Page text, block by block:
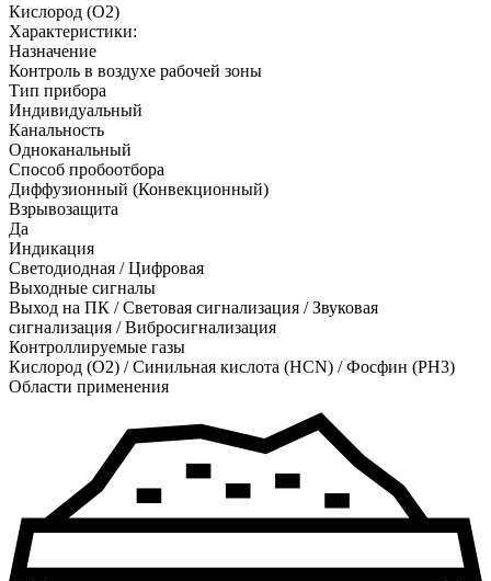
Кислород (O2)
Характеристики:
Назначение
Контроль в воздухе рабочей зоны
Тип прибора
Индивидуальный
Канальность
Одноканальный
Способ пробоотбора
Диффузионный (Конвекционный)
Взрывозащита
Да
Индикация
Светодиодная / Цифровая
Выходные сигналы
Выход на ПК / Световая сигнализация / Звуковая
сигнализация / Вибросигнализация
Контроллируемые газы
Кислород (O2) /Синильная кислота (HCN) /Фосфин (PH3)
Области применения